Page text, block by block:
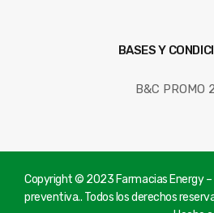
BASES Y
B&C PROMO
Copyright © 2023 Farmacias Energy –
preventiva.. Todos los derechos